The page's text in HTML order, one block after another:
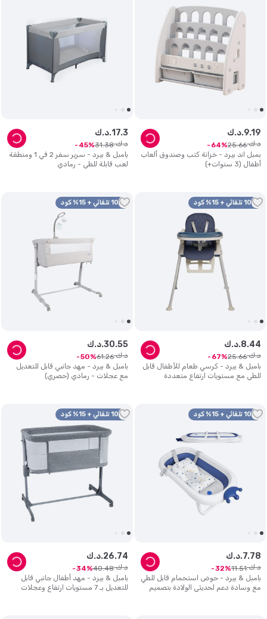
بمبل اند بيرد - خزانة كتب وصندوق ألعاب
أطفال (3 سنوات+)
د.ك.9.19
د.ك. 25.66
64
بامبل & بيرد - سرير سفر 2 في 1 ومنطقة
لعب قابلة للطي - رمادي
د.ك.17.3
د.ك. 31.38
45
10% تلقائي + 15% كود
بامبل & بيرد - كرسي طعام للأطفال قابل
للطي مع مستويات ارتفاع متعددة
د.ك.8.44
د.ك. 25.66
67
10% تلقائي + 15% كود
بامبل & بيرد - مهد جانبي قابل للتعديل
مع عجلات - رمادي (حصري)
د.ك.30.55
د.ك. 61.26
50
10% تلقائي + 15% كود
بامبل & بيرد - حوض استحمام قابل للطي
مع وسادة دعم لحديثي الولادة بتصميم
د.ك.7.78
د.ك. 11.51
32
10% تلقائي + 15% كود
بامبل & بيرد - مهد أطفال جانبي قابل
للتعديل بـ 7 مستويات ارتفاع وعجلات
د.ك.26.74
د.ك. 40.48
34